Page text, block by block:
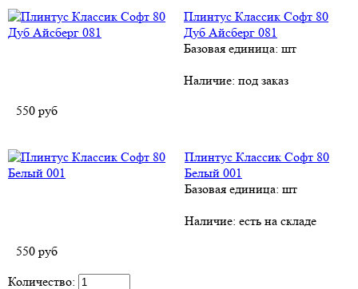
Плинтус Классик Софт 80
Дуб Айсберг 081
Базовая единица: шт
Наличие: под заказ
550 руб
Плинтус Классик Софт 80
Белый 001
Базовая единица: шт
Наличие: есть на складе
550 руб
Количество: